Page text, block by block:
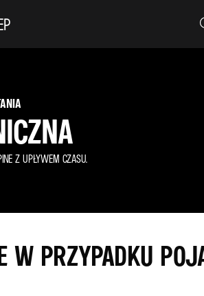
Z UPŁYWEM CZASU.
W PRZYPADKU